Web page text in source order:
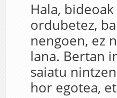
Hala,
ordubetez,
nengoen, ez
lana. Bertan
saiatu
hor egotea,